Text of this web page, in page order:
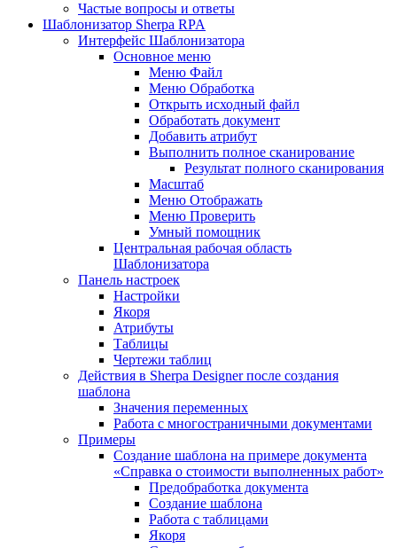
Частые вопросы и ответы
Шаблонизатор Sherpa RPA
Интерфейс Шаблонизатора
Основное меню
Меню Файл
Меню Обработка
Открыть исходный файл
Обработать документ
Добавить атрибут
Выполнить полное сканирование
Результат полного сканирования
Масштаб
Меню Отображать
Меню Проверить
Умный помощник
Центральная рабочая область
Шаблонизатора
Панель настроек
Настройки
Якоря
Атрибуты
Таблицы
Чертежи таблиц
Действия в Sherpa Designer после создания
шаблона
Значения переменных
Работа с многостраничными документами
Примеры
Создание шаблона на примере документа
«Справка о стоимости выполненных работ»
Предобработка документа
Создание шаблона
Работа с таблицами
Якоря